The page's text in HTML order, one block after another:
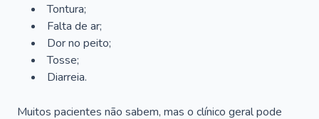
Tontura;
Falta de ar;
Dor no peito;
Tosse;
Diarreia.
Muitos pacientes não sabem, mas o clínico geral pode